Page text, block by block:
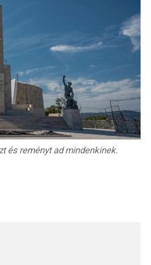
és reményt ad mindenkinek.